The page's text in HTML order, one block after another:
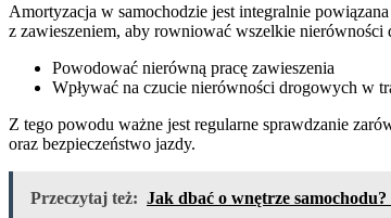
Amortyzacja w samochodzie jest integralnie
z zawieszeniem, aby rowniować wszelkie
Powodować nierówną pracę zawieszenia
Wpływać na czucie nierówności drogowych w
Z tego powodu ważne jest regularne sprawdzanie
oraz bezpieczeństwo jazdy.
Przeczytaj też: Jak dbać o wnętrze